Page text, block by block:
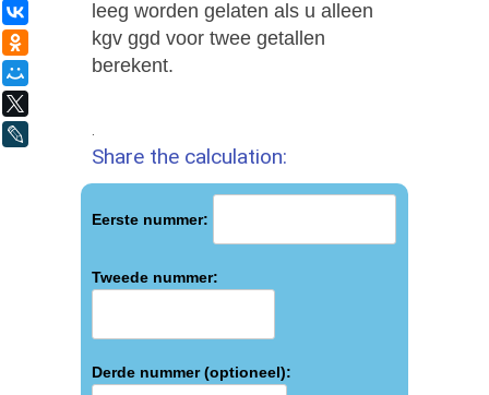
leeg worden gelaten als u alleen
kgv ggd voor twee getallen
berekent.
Share the calculation:
Eerste nummer:
Tweede nummer:
Derde nummer (optioneel):
ВКонтакте
Одноклассники
Мой Мир
LiveJournal